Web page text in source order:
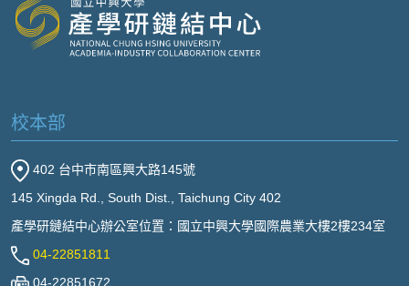
校本部
402 台中市南區興大路145號
145 Xingda Rd., South Dist., Taichung City 402
產學研鏈結中心辦公室位置：國立中興大學國際農業大樓2樓234室
04-22851811
04-22851672